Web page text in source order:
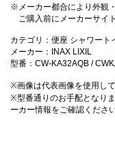
※メーカー都合により外観
ご購入前にメーカーサイ
カテゴリ：便座 シャワート
メーカー：INAX LIXIL
型番：CW-KA32AQB /
※画像は代表画像を使用し
※型番通りのお手配となり
ーカー情報をご確認ください